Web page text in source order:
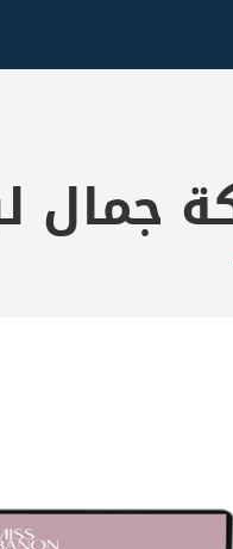
جمال